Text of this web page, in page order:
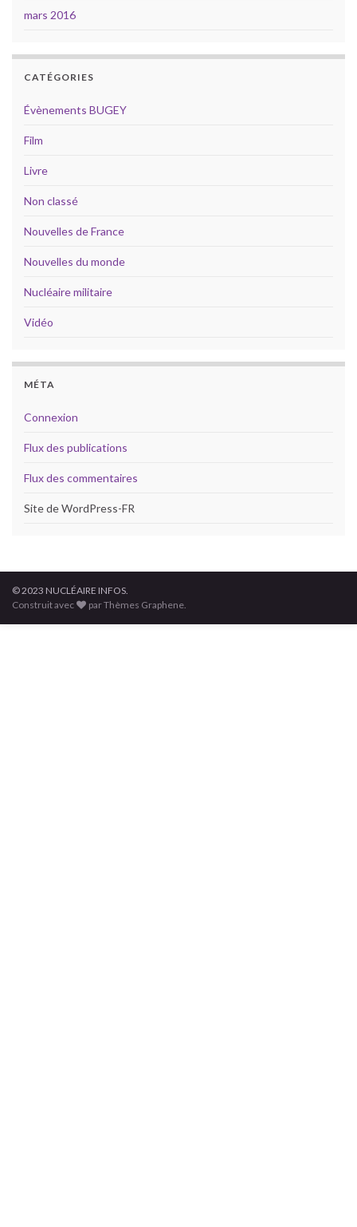
mars 2016
CATÉGORIES
Évènements BUGEY
Film
Livre
Non classé
Nouvelles de France
Nouvelles du monde
Nucléaire militaire
Vidéo
MÉTA
Connexion
Flux des publications
Flux des commentaires
Site de WordPress-FR
© 2023 NUCLÉAIRE INFOS.
Construit avec
par Thèmes Graphene.